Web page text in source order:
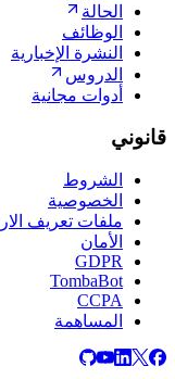
الحالة
الوظائف
النشرة الإخبارية
الدروس
أدوات مجانية
قانوني
الشروط
الخصوصية
ملفات تعريف
الأمان
GDPR
TombaBot
CCPA
المساهمة